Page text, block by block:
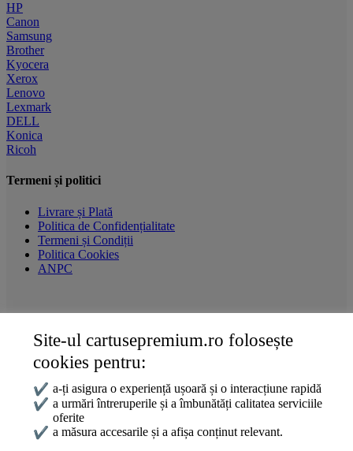
HP
Canon
Samsung
Brother
Kyocera
Xerox
Lenovo
Lexmark
DELL
Konica
Ricoh
Termeni și politici
Livrare și Plată
Politica de Confidențialitate
Termeni și Condiții
Politica Cookies
ANPC
Date de contact
0745 124 164
contact@cartusepremium.ro
Luni –Vineri: 09:00 – 17:00
Cartușe Premium 2021 Creare Magazin OnlineBOSSNET
Site-ul cartusepremium.ro folosește
cookies pentru:
✔ a-ți asigura o experiență ușoară și o interacțiune rapidă
✔ a urmări întreruperile și a îmbunătăți calitatea serviciile
oferite
✔ a măsura accesarile și a afișa conținut relevant.